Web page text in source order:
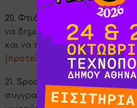
20. Φτιάχνουμε "αηδιαστικά"
να δημιουργήσουμε
και να παίζουμε μαζί τους όλη
(προτείνεται η συνοδεία
21. Spooky Stories στη Σοφίτα:
συγγραφείς διαβάζουν